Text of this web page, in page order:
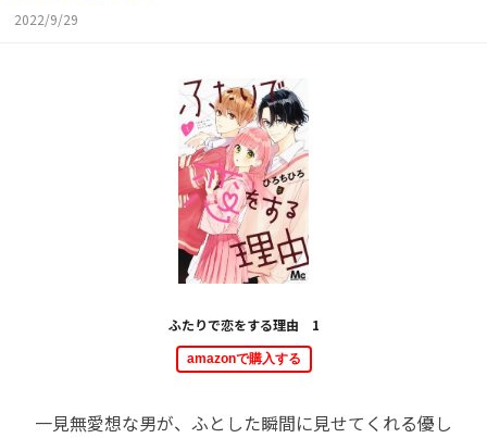
2022/9/29
ふたりで恋をする理由 1
amazonで購入する
一見無愛想な男が、ふとした瞬間に見せてくれる優し